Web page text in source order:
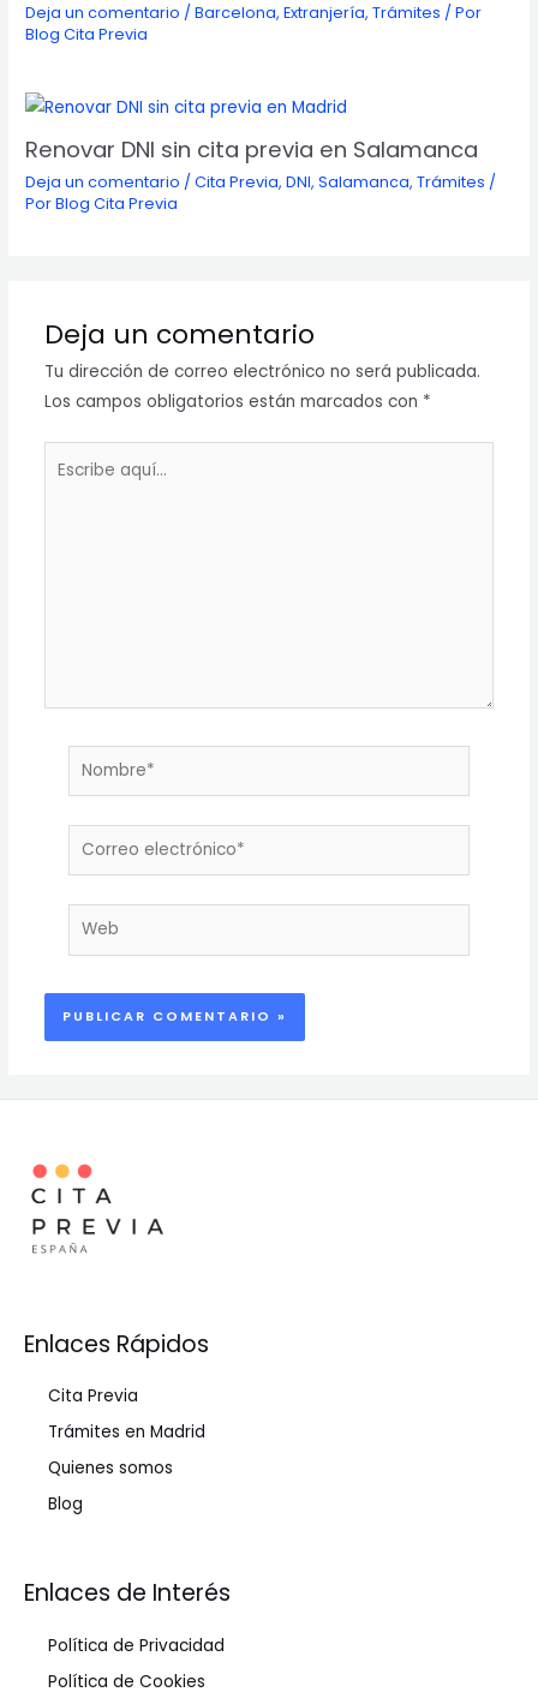
Deja un comentario /Barcelona,Extranjería,Trámites / Por
Blog Cita Previa
Renovar DNI sin cita previa en Salamanca
Deja un comentario /Cita Previa,DNI,Salamanca,Trámites /
PorBlog Cita Previa
Deja un comentario
Tu dirección de correo electrónico no será publicada.
Los campos obligatorios están marcados con *
Nombre*
Correo
electrónico*
Web
Enlaces Rápidos
Cita Previa
Trámites en Madrid
Quienes somos
Blog
Enlaces de Interés
Política de Privacidad
Política de Cookies